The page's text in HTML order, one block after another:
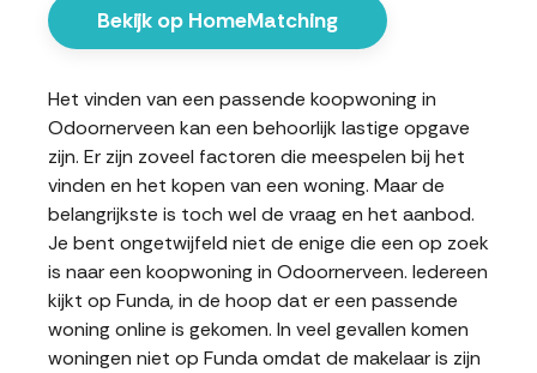
Bekijk op HomeMatching
Het vinden van een passende koopwoning in
Odoornerveen kan een behoorlijk lastige opgave
zijn. Er zijn zoveel factoren die meespelen bij het
vinden en het kopen van een woning. Maar de
belangrijkste is toch wel de vraag en het aanbod.
Je bent ongetwijfeld niet de enige die een op zoek
is naar een koopwoning in Odoornerveen. Iedereen
kijkt op Funda, in de hoop dat er een passende
woning online is gekomen. In veel gevallen komen
woningen niet op Funda omdat de makelaar is zijn